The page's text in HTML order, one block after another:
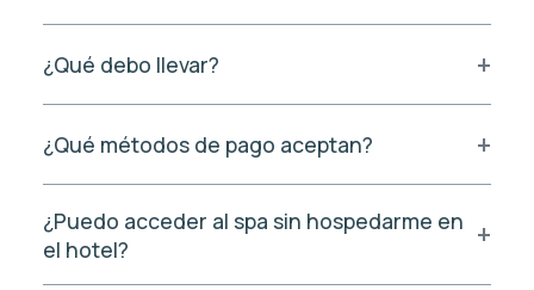
¿Qué debo llevar?
¿Qué métodos de pago aceptan?
¿Puedo acceder al spa sin hospedarme en
el hotel?